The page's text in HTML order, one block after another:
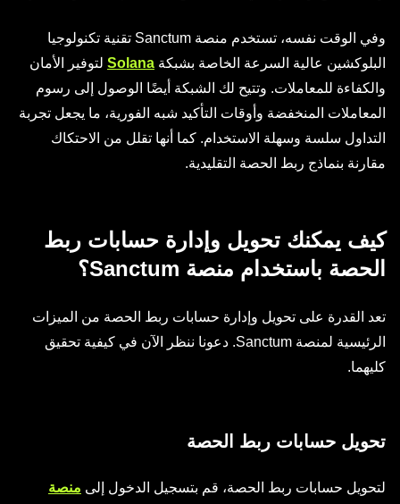
وفي الوقت نفسه، تستخدم منصة Sanctum تقنية تكنولوجيا
البلوكشين عالية السرعة الخاصة بشبكة Solana لتوفير الأمان
والكفاءة للمعاملات. وتتيح لك الشبكة أيضًا الوصول إلى رسوم
المعاملات المنخفضة وأوقات التأكيد شبه الفورية، ما يجعل تجربة
التداول سلسة وسهلة الاستخدام. كما أنها تقلل من الاحتكاك
مقارنة بنماذج ربط الحصة التقليدية.
كيف يمكنك تحويل وإدارة حسابات ربط
الحصة باستخدام منصة Sanctum؟
تعد القدرة على تحويل وإدارة حسابات ربط الحصة من الميزات
الرئيسية لمنصة Sanctum. دعونا ننظر الآن في كيفية تحقيق
كليهما.
تحويل حسابات ربط الحصة
لتحويل حسابات ربط الحصة، قم بتسجيل الدخول إلى منصة